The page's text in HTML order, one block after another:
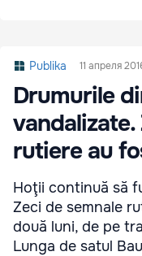
Publika 11 апреля
Drumurile
rutiere au
Hoţii continuă să
Zeci de semnale
două luni, de pe
Lunga de satul